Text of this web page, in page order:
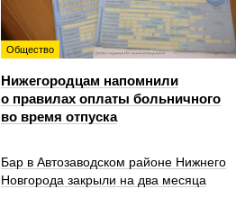
Общество
Нижегородцам напомнили
о правилах оплаты больничного
во время отпуска
Бар в Автозаводском районе Нижнего
Новгорода закрыли на два месяца